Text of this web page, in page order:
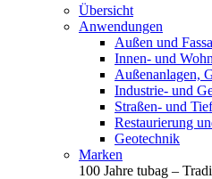
Übersicht
Anwendungen
Außen und
Innen- und
Außenanlagen,
Industrie- und
Straßen- und
Restaurierung
Geotechnik
Marken
100 Jahre tubag –